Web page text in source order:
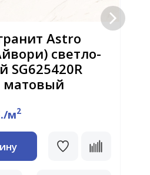
Astro
светло-
SG625420R
матовый
м2